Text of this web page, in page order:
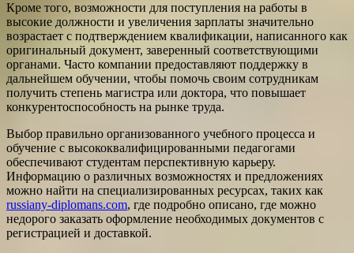
Кроме того, возможности для поступления на работы в
высокие должности и увеличения зарплаты значительно
возрастает с подтверждением квалификации, написанного как
оригинальный документ, заверенный соответствующими
органами. Часто компании предоставляют поддержку в
дальнейшем обучении, чтобы помочь своим сотрудникам
получить степень магистра или доктора, что повышает
конкурентоспособность на рынке труда.
Выбор правильно организованного учебного процесса и
обучение с высококвалифицированными педагогами
обеспечивают студентам перспективную карьеру.
Информацию о различных возможностях и предложениях
можно найти на специализированных ресурсах, таких как
russiany-diplomans.com, где подробно описано, где можно
недорого заказать оформление необходимых документов с
регистрацией и доставкой.